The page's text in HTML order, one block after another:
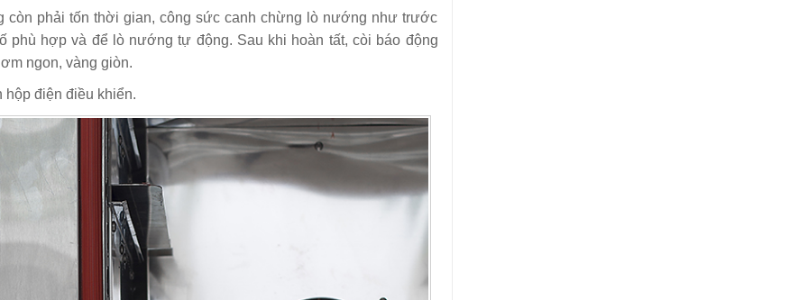
còn phải tốn thời gian, công sức canh chừng lò nướng như trước
phù hợp và để lò nướng tự động. Sau khi hoàn tất, còi báo động
ngon, vàng giòn.
hộp điện điều khiển.